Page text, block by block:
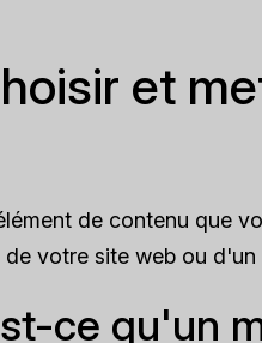
et
de contenu que
votre site web ou
ce qu'un